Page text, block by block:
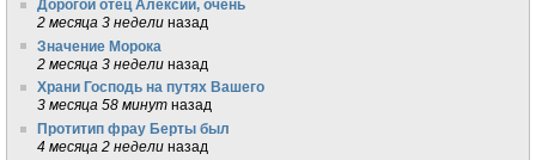
Дорогой отец Алексий, очень
2 месяца 3 недели назад
Значение Морока
2 месяца 3 недели назад
Храни Господь на путях Вашего
3 месяца 58 минут назад
Протитип фрау Берты был
4 месяца 2 недели назад